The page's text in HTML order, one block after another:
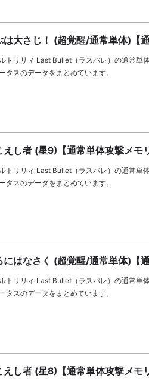
は大さじ！ (超覚醒/通常単体)【
トリリィ Last Bullet（ラスバレ）の通常単
タスのデータをまとめています。
えし者 (星9)【通常単体攻撃メモ
トリリィ Last Bullet（ラスバレ）の通常
タスのデータをまとめています。
にはなさく (超覚醒/通常単体)【
トリリィ Last Bullet（ラスバレ）の通常単
タスのデータをまとめています。
えし者 (星8)【通常単体攻撃メモ